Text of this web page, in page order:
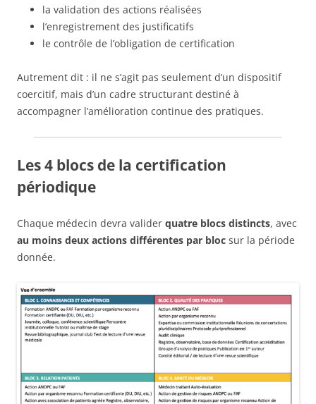
la validation des actions réalisées
l’enregistrement des justificatifs
le contrôle de l’obligation de certification
Autrement dit : il ne s’agit pas seulement d’un dispositif
coercitif, mais d’un cadre structurant destiné à
accompagner l’amélioration continue des pratiques.
Les 4 blocs de la certification
périodique
Chaque médecin devra valider quatre blocs distincts, avec
au moins deux actions différentes par bloc sur la période
donnée.